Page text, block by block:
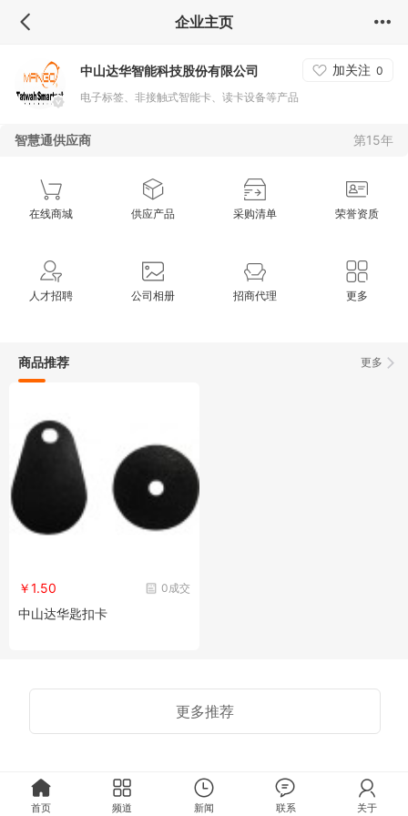
企业主页
中山达华智能科技股份有限公司 加关注 0
电子标签、非接触式智能卡、读卡设备等产品
智慧通供应商 第15年
在线商城 供应产品 采购清单 荣誉资质
人才招聘 公司相册 招商代理 更多
更多
商品推荐
0成交
￥1.50
中山达华匙扣卡
更多推荐
首页 频道 新闻 联系 关于